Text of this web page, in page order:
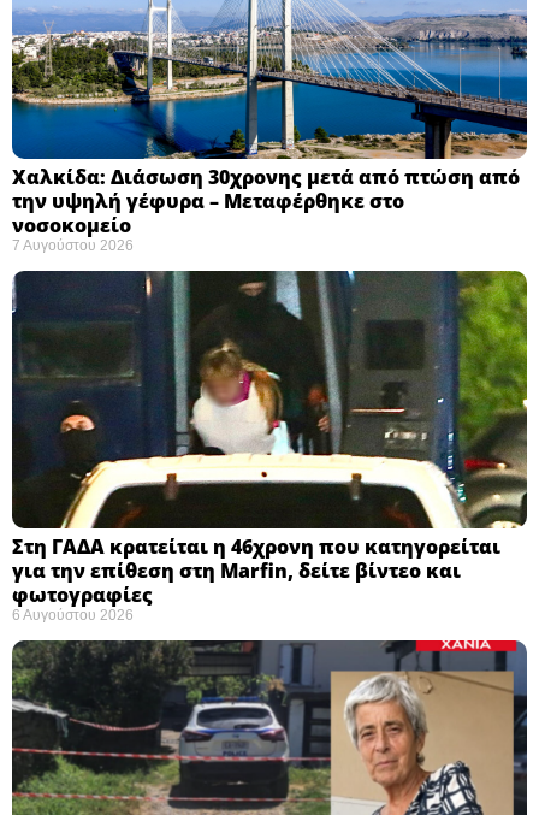
Χαλκίδα: Διάσωση 30χρονης μετά από πτώση από
την υψηλή γέφυρα – Μεταφέρθηκε στο
νοσοκομείο ​
7 Αυγούστου 2026
Στη ΓΑΔΑ κρατείται η 46χρονη που κατηγορείται
για την επίθεση στη Marfin, δείτε βίντεο και
φωτογραφίες
6 Αυγούστου 2026